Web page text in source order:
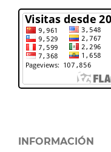
INFORMACIÓN